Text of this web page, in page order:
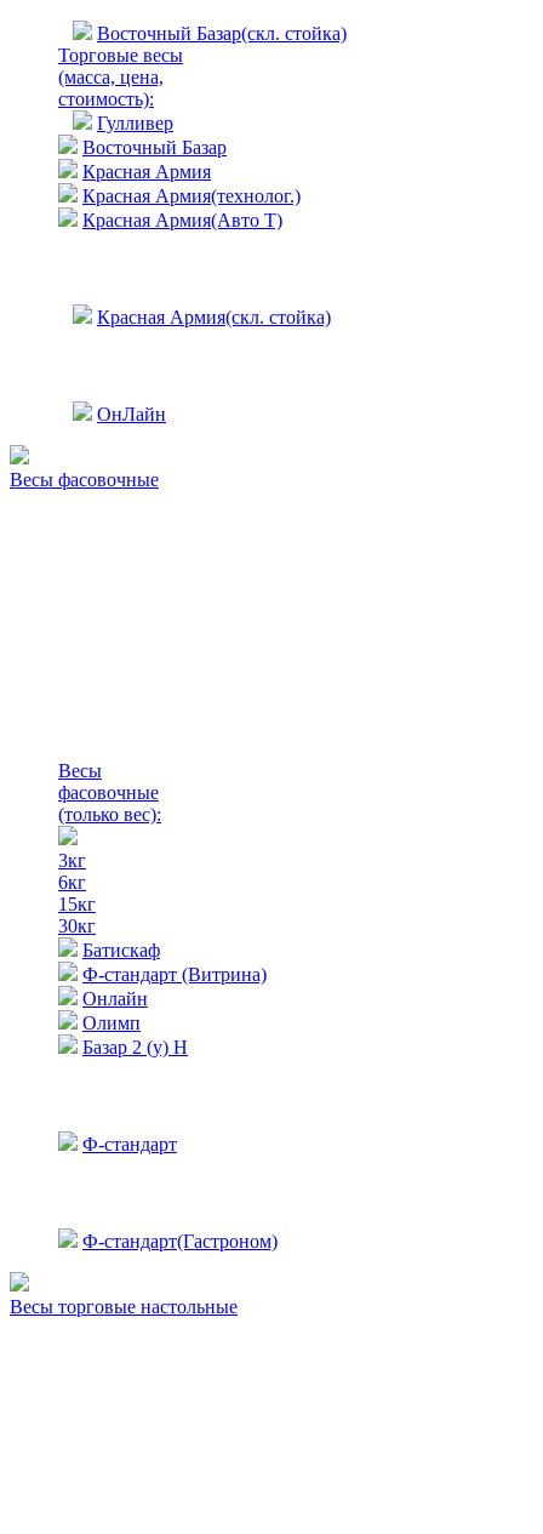
Восточный Базар(скл. стойка)
Торговые весы
(масса, цена,
стоимость):
Гулливер
Восточный Базар
Красная Армия
Красная Армия(технолог.)
Красная Армия(Авто Т)
Красная Армия(скл. стойка)
ОнЛайн
Весы фасовочные
Весы
фасовочные
(только вес):
3кг
6кг
15кг
30кг
Батискаф
Ф-стандарт (Витрина)
Онлайн
Олимп
Базар 2 (у) Н
Ф-стандарт
Ф-стандарт(Гастроном)
Весы торговые настольные